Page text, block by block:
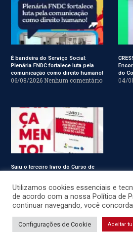
É bandeira do Serviço Social:
Plenária FNDC fortalece luta pela
comunicação como direito humano!
06/08/2026 Nenhum comentário
do
04/
Saiu o terceiro livro do Curso de
© CRESS-SE 2022. Todos os
Desenvolvido por
Utilizamos cookies essenciais e
de acordo com a nossa Política de
continuar navegando, você
Configurações de Cookie Aceitar